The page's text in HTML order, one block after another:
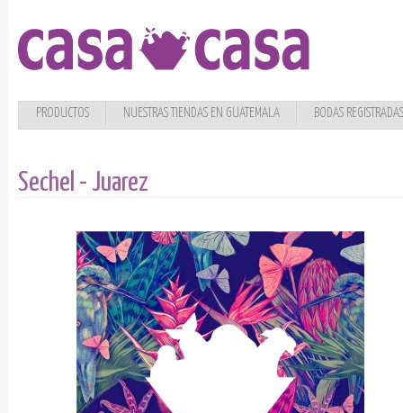
PRODUCTOS NUESTRAS TIENDAS EN GUATEMALA BODAS REGISTRADAS
Sechel - Juarez